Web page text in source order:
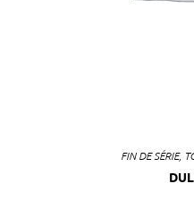
FIN DE SÉRIE,